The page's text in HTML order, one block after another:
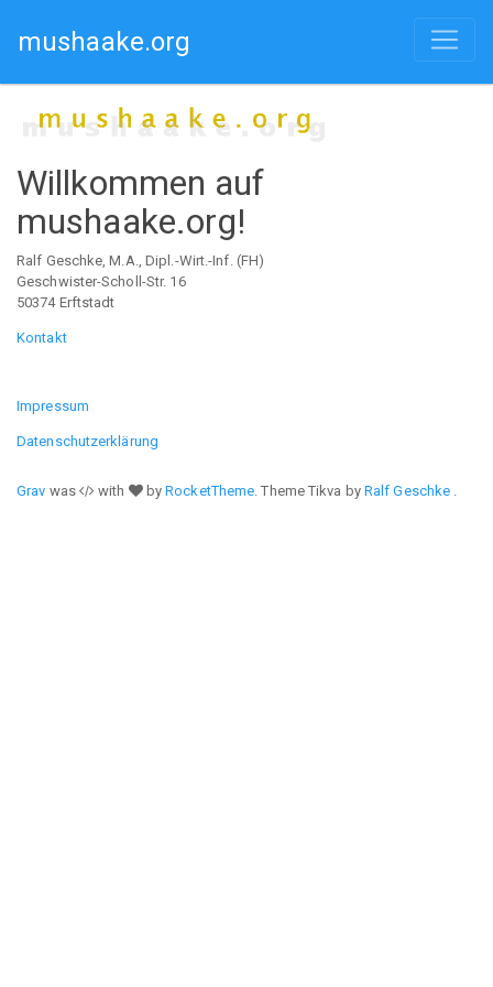
mushaake.org
Willkommen auf
mushaake.org!
Ralf Geschke, M.A., Dipl.-Wirt.-Inf. (FH)
Geschwister-Scholl-Str. 16
50374 Erftstadt
Kontakt
Impressum
Datenschutzerklärung
Grav was with byRocketTheme. Theme Tikva by Ralf Geschke .